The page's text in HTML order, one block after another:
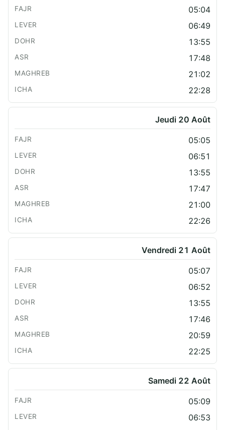
05:04
06:49
13:55
17:48
21:02
22:28
Jeudi 20 Août
05:05
06:51
13:55
17:47
21:00
22:26
Vendredi 21 Août
05:07
06:52
13:55
17:46
20:59
22:25
Samedi 22 Août
05:09
06:53